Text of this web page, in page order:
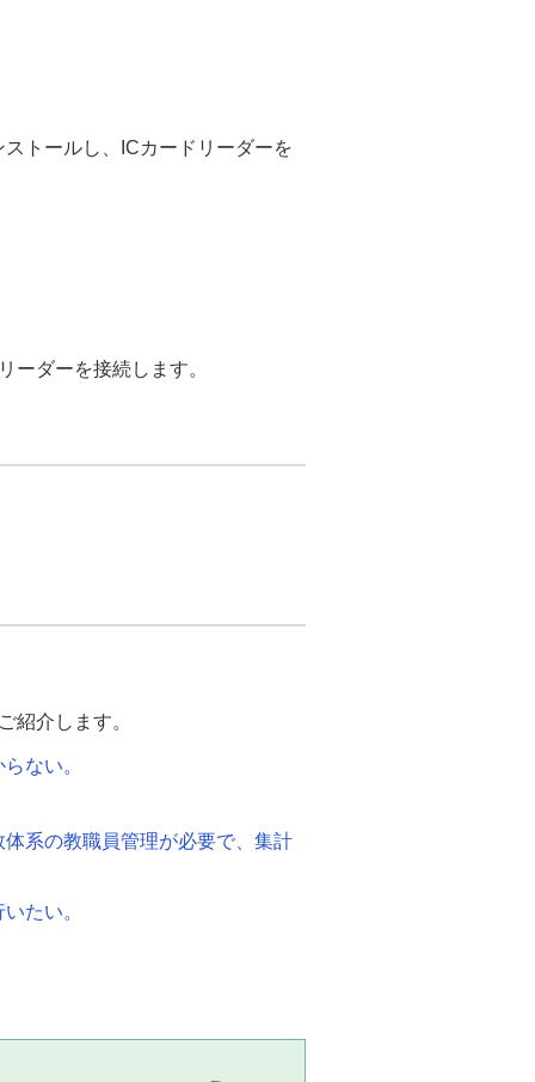
トールし、ICカードリーダーを
ーダーを接続します。
紹介します。
ない。
系の教職員管理が必要で、集計
たい。